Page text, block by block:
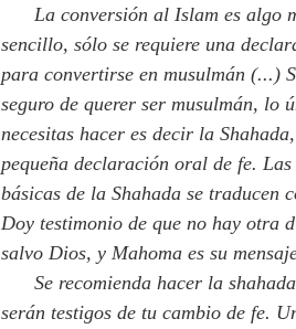
sencillo, sólo se requiere una
para convertirse en musulmán (...)
seguro de querer ser musulmán, lo
necesitas hacer es decir la
pequeña declaración oral de fe.
básicas de la Shahada se traducen
Doy testimonio de que no hay otra
salvo Dios, y Mahoma es su
serán testigos de tu cambio de fe.